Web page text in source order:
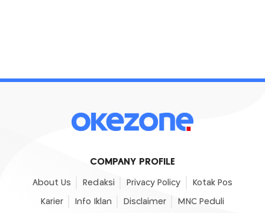
COMPANY PROFILE
About Us Redaksi Privacy Policy Kotak Pos
Karier Info Iklan Disclaimer MNC Peduli